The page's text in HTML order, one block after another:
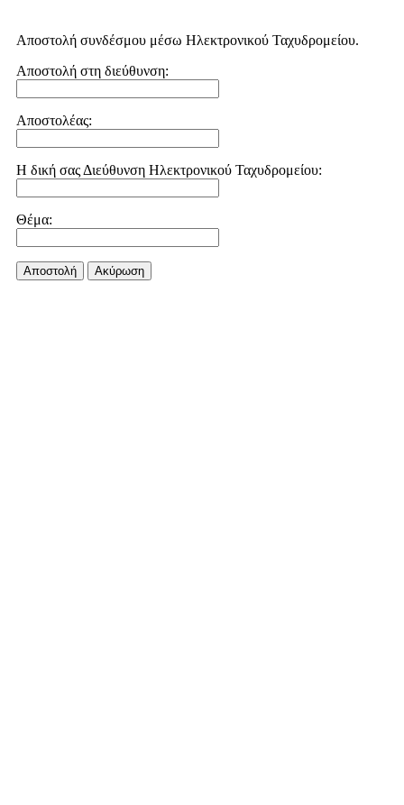
Αποστολή συνδέσμου μέσω Ηλεκτρονικού Ταχυδρομείου.
Αποστολή στη διεύθυνση:
Αποστολέας:
Η δική σας Διεύθυνση Ηλεκτρονικού Ταχυδρομείου:
Θέμα:
Αποστολή Aκύρωση